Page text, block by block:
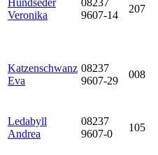
Hundseder
Veronika
08237
9607-14
207
Katzenschwanz
Eva
08237
9607-29
008
Ledabyll
Andrea
08237
9607-0
105